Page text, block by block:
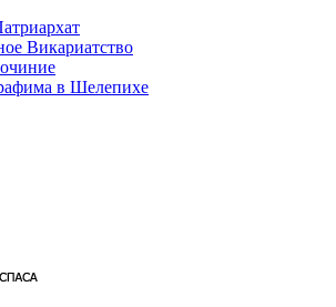
Викариатство
в Шелепихе